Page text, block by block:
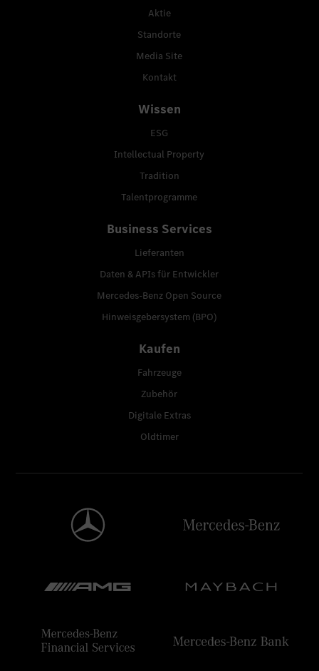
Aktie
Standorte
Media Site
Kontakt
Wissen
ESG
Intellectual Property
Tradition
Talentprogramme
Business Services
Lieferanten
Daten & APIs für Entwickler
Mercedes-Benz Open Source
Hinweisgebersystem (BPO)
Kaufen
Fahrzeuge
Zubehör
Digitale Extras
Oldtimer